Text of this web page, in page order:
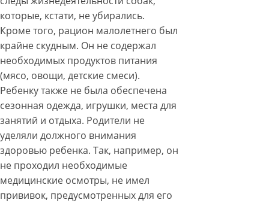
которые, кстати, не убирались.
Кроме того, рацион малолетнего был
крайне скудным. Он не содержал
необходимых продуктов питания
(мясо, овощи, детские смеси).
Ребенку также не была обеспечена
сезонная одежда, игрушки, места для
занятий и отдыха. Родители не
уделяли должного внимания
здоровью ребенка. Так, например, он
не проходил необходимые
медицинские осмотры, не имел
прививок, предусмотренных для его